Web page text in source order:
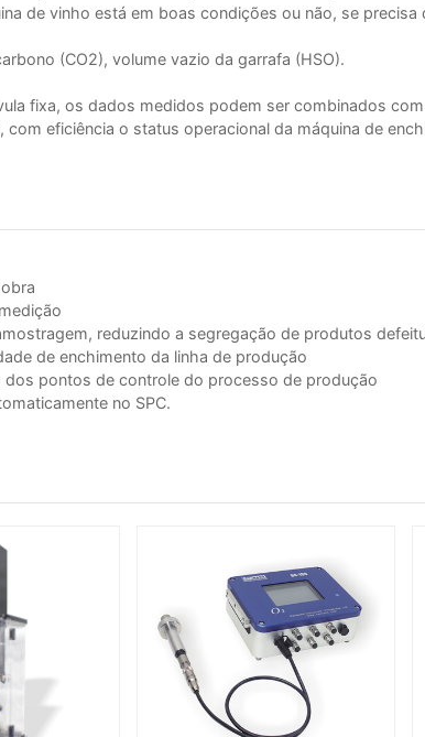
de vinho está em boas condições ou não, se precisa
(CO2), volume vazio da garrafa (HSO).
fixa, os dados medidos podem ser combinados
eficiência o status operacional da máquina de
reduzindo a segregação de produtos
de enchimento da linha de produção
dos pontos de controle do processo de produção
no SPC.